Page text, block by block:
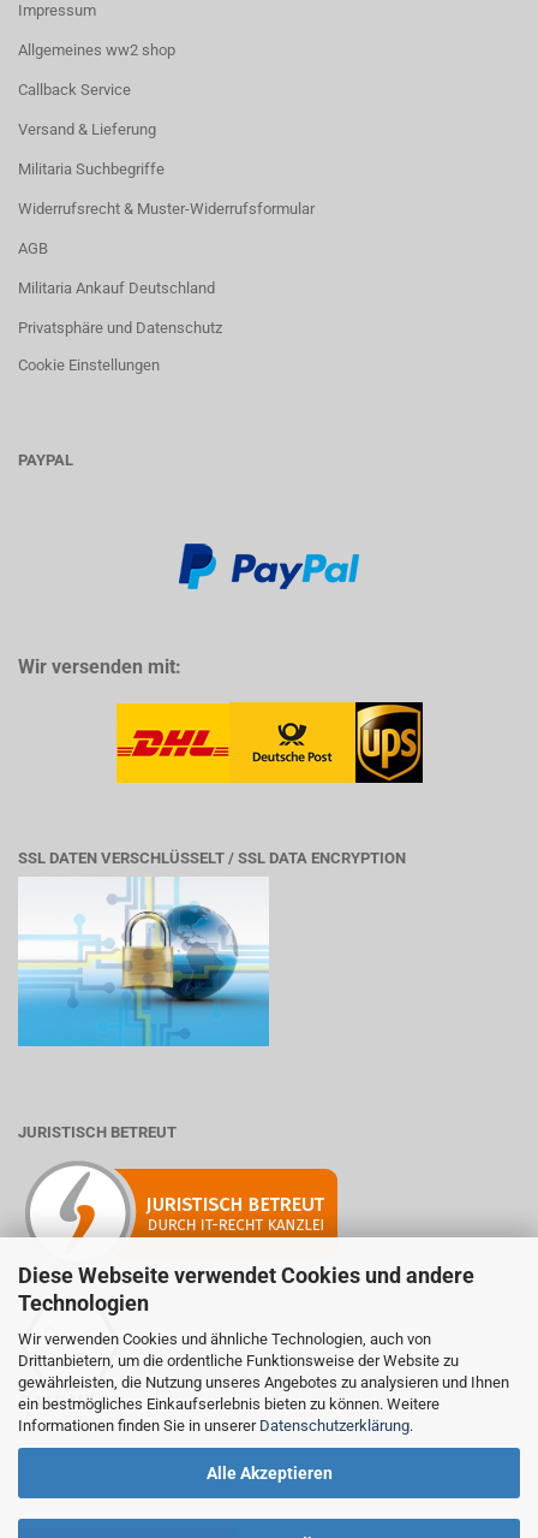
Diese Webseite verwendet Cookies und andere
Technologien
Wir verwenden Cookies und ähnliche Technologien, auch von
Drittanbietern, um die ordentliche Funktionsweise der Website zu
gewährleisten, die Nutzung unseres Angebotes zu analysieren und Ihnen
ein bestmögliches Einkaufserlebnis bieten zu können. Weitere
Informationen finden Sie in unserer Datenschutzerklärung.
Alle Akzeptieren
Impressum
Allgemeines ww2 shop
Callback Service
Versand & Lieferung
Militaria Suchbegriffe
Widerrufsrecht & Muster-Widerrufsformular
AGB
Militaria Ankauf Deutschland
Privatsphäre und Datenschutz
Cookie Einstellungen
PAYPAL
Wir versenden mit:
SSL DATEN VERSCHLÜSSELT / SSL DATA ENCRYPTION
JURISTISCH BETREUT
Mitglied der Initiative "Fairness im Handel".
Informationen zur Initiative:
https://www.fairness-im-handel.de